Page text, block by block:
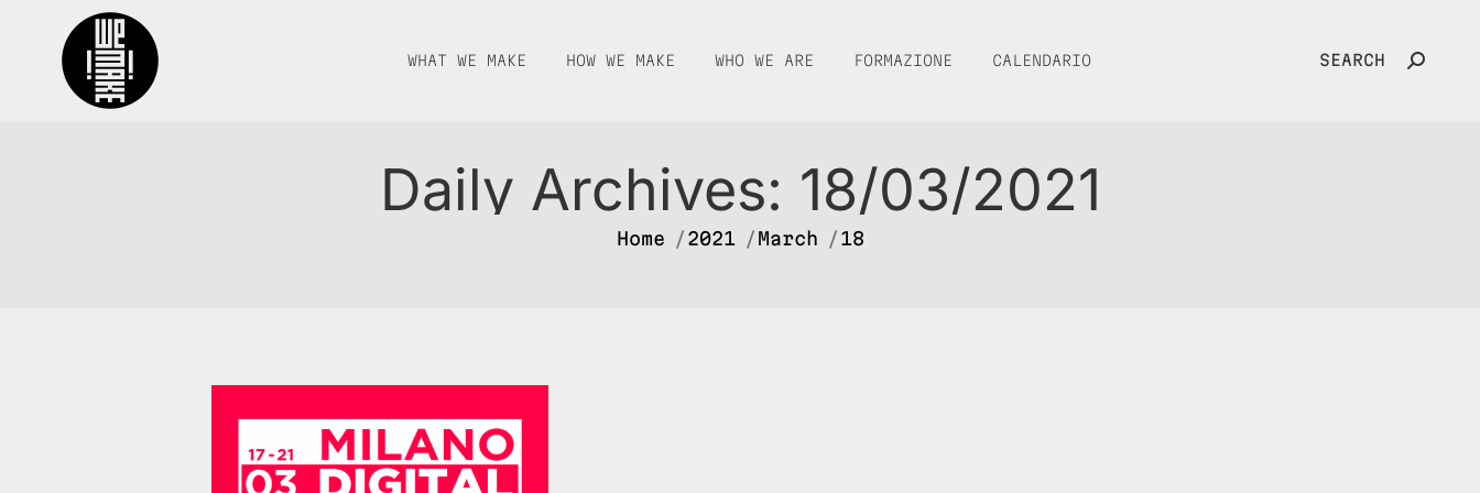
WHAT WE MAKE HOW WE MAKE WHO WE ARE FORMAZIONE CALENDARIO SEARCH Search:
Daily Archives: 18/03/2021
You are here:
Home 2021 March 18